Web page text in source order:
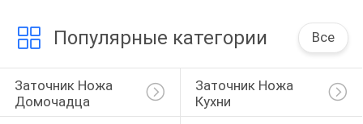
Популярные категории Все
Заточник Ножа
Домочадца
Заточник Ножа
Кухни